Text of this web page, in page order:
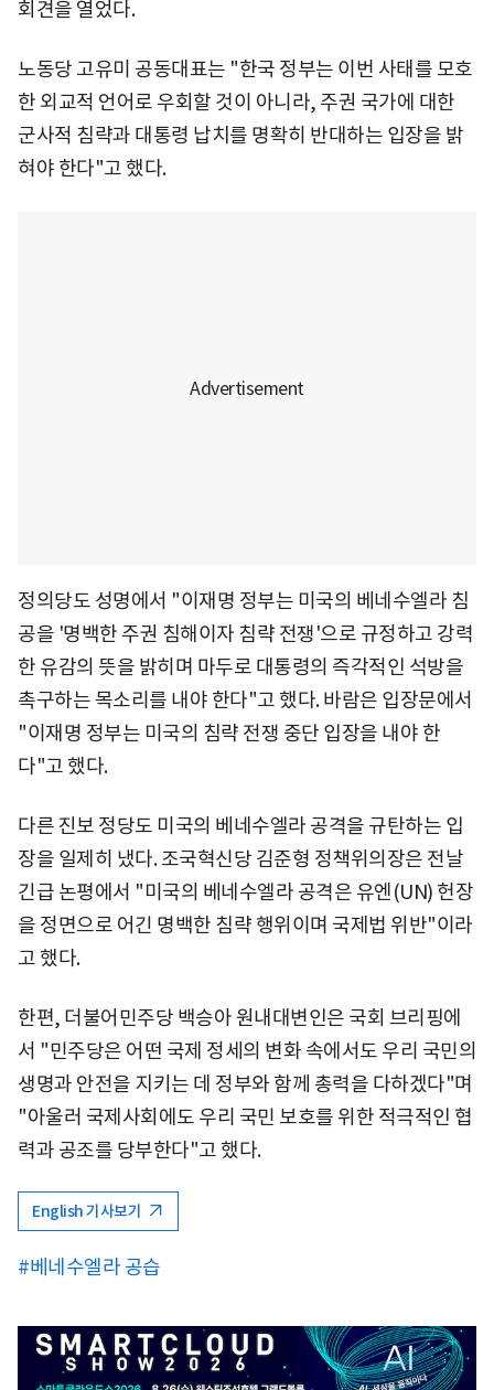
회견을 열었다.
노동당 고유미 공동대표는 "한국 정부는 이번 사태를 모호
한 외교적 언어로 우회할 것이 아니라, 주권 국가에 대한
군사적 침략과 대통령 납치를 명확히 반대하는 입장을 밝
혀야 한다"고 했다.
정의당도 성명에서 "이재명 정부는 미국의 베네수엘라 침
공을 '명백한 주권 침해이자 침략 전쟁'으로 규정하고 강력
한 유감의 뜻을 밝히며 마두로 대통령의 즉각적인 석방을
촉구하는 목소리를 내야 한다"고 했다. 바람은 입장문에서
"이재명 정부는 미국의 침략 전쟁 중단 입장을 내야 한
다"고 했다.
다른 진보 정당도 미국의 베네수엘라 공격을 규탄하는 입
장을 일제히 냈다. 조국혁신당 김준형 정책위의장은 전날
긴급 논평에서 "미국의 베네수엘라 공격은 유엔(UN) 헌장
을 정면으로 어긴 명백한 침략 행위이며 국제법 위반"이라
고 했다.
한편, 더불어민주당 백승아 원내대변인은 국회 브리핑에
서 "민주당은 어떤 국제 정세의 변화 속에서도 우리 국민의
생명과 안전을 지키는 데 정부와 함께 총력을 다하겠다"며
"아울러 국제사회에도 우리 국민 보호를 위한 적극적인 협
력과 공조를 당부한다"고 했다.
English 기사보기
#베네수엘라 공습